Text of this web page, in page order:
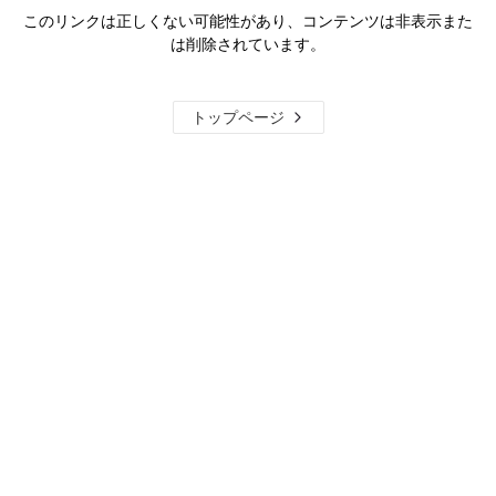
このリンクは正しくない可能性があり、コンテンツは非表示また
は削除されています。
トップページ